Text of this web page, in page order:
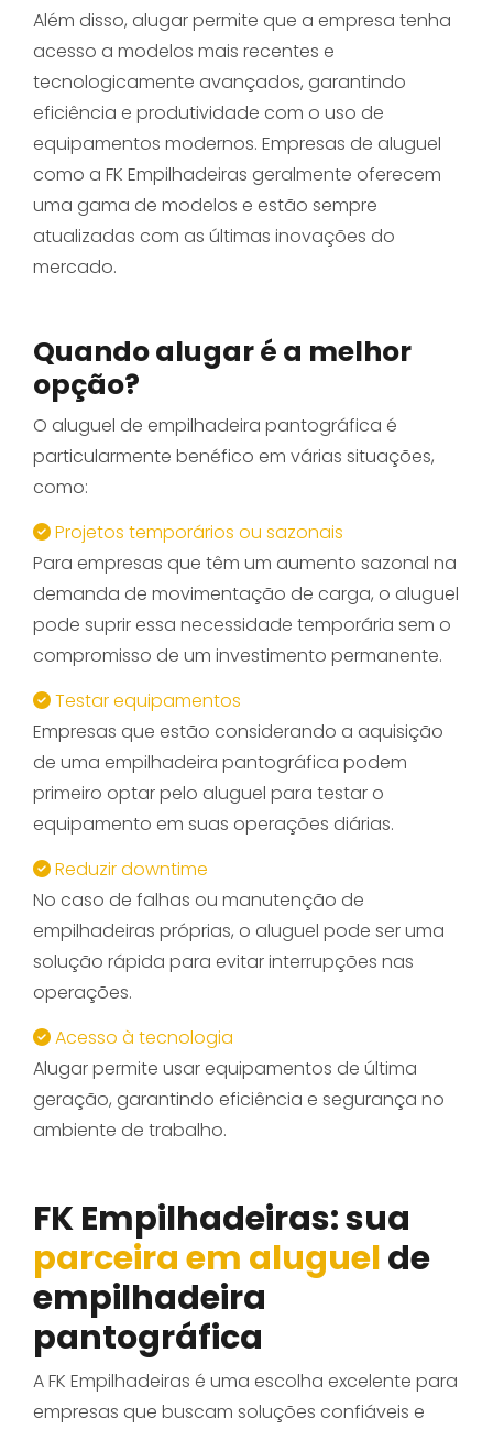
Além disso, alugar permite que a empresa tenha
acesso a modelos mais recentes e
tecnologicamente avançados, garantindo
eficiência e produtividade com o uso de
equipamentos modernos. Empresas de aluguel
como a FK Empilhadeiras geralmente oferecem
uma gama de modelos e estão sempre
atualizadas com as últimas inovações do
mercado.
Quando alugar é a melhor
opção?
O aluguel de empilhadeira pantográfica é
particularmente benéfico em várias situações,
como:
Projetos temporários ou sazonais
Para empresas que têm um aumento sazonal na
demanda de movimentação de carga, o aluguel
pode suprir essa necessidade temporária sem o
compromisso de um investimento permanente.
Testar equipamentos
Empresas que estão considerando a aquisição
de uma empilhadeira pantográfica podem
primeiro optar pelo aluguel para testar o
equipamento em suas operações diárias.
Reduzir downtime
No caso de falhas ou manutenção de
empilhadeiras próprias, o aluguel pode ser uma
solução rápida para evitar interrupções nas
operações.
Acesso à tecnologia
Alugar permite usar equipamentos de última
geração, garantindo eficiência e segurança no
ambiente de trabalho.
FK Empilhadeiras: sua
parceira em aluguelde
empilhadeira
pantográfica
A FK Empilhadeiras é uma escolha excelente para
empresas que buscam soluções confiáveis e